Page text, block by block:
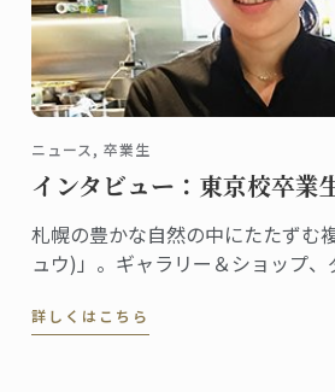
ニュース, 卒業生
インタビュー：東京校卒
札幌の豊かな自然の中にたたずむ
ュウ)」。ギャラリー＆ショップ、
ラン一つ星のレストラン「
詳しくはこちら